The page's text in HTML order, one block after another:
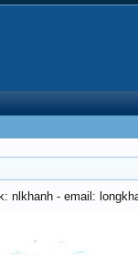
nlkhanh - email: